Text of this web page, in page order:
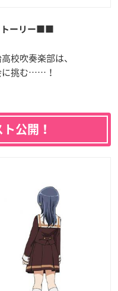
トーリー■■
校吹奏楽部は、
に挑む……！
公開！